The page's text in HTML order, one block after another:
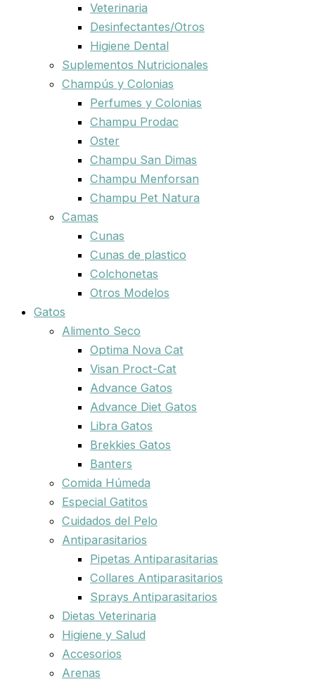
Veterinaria
Desinfectantes/Otros
Higiene Dental
Suplementos Nutricionales
Champús y Colonias
Perfumes y Colonias
Champu Prodac
Oster
Champu San Dimas
Champu Menforsan
Champu Pet Natura
Camas
Cunas
Cunas de plastico
Colchonetas
Otros Modelos
Gatos
Alimento Seco
Optima Nova Cat
Visan Proct-Cat
Advance Gatos
Advance Diet Gatos
Libra Gatos
Brekkies Gatos
Banters
Comida Húmeda
Especial Gatitos
Cuidados del Pelo
Antiparasitarios
Pipetas Antiparasitarias
Collares Antiparasitarios
Sprays Antiparasitarios
Dietas Veterinaria
Higiene y Salud
Accesorios
Arenas